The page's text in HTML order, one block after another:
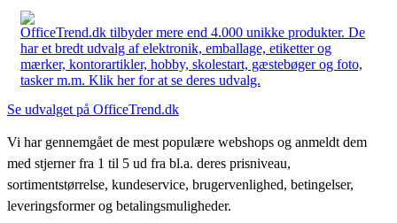
OfficeTrend.dk tilbyder mere end 4.000 unikke produkter. De
har et bredt udvalg af elektronik, emballage, etiketter og
mærker, kontorartikler, hobby, skolestart, gæstebøger og foto,
tasker m.m. Klik her for at se deres udvalg.
Se udvalget på OfficeTrend.dk
Vi har gennemgået de mest populære webshops og anmeldt dem
med stjerner fra 1 til 5 ud fra bl.a. deres prisniveau,
sortimentstørrelse, kundeservice, brugervenlighed, betingelser,
leveringsformer og betalingsmuligheder.